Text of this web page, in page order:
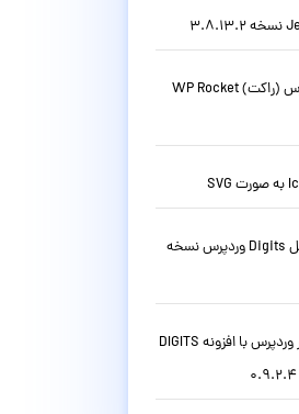
افزونه فارسی افزایش سرعت وردپرس (راکت) WP Rocket
افزونه ثبت نام و ورود شماره موبایل Digits وردپرس نسخه
ورود و عضویت با شماره موبایل در وردپرس با افزونه DIGITS